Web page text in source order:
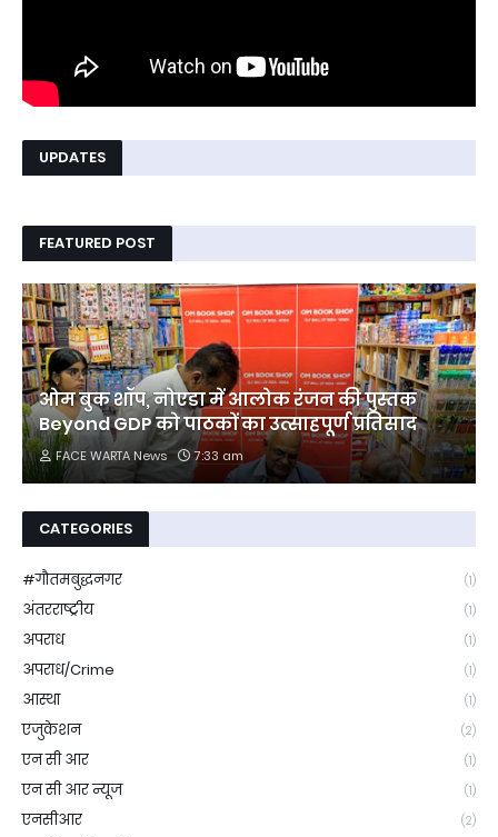
UPDATES
FEATURED POST
ओम बुक शॉप, नोएडा में आलोक रंजन की पुस्तक
Beyond GDP को पाठकों का उत्साहपूर्ण प्रतिसाद
FACE WARTA News 7:33 am
CATEGORIES
#गौतमबुद्धनगर (1)
अंतरराष्ट्रीय (1)
अपराध (1)
अपराध/Crime (1)
आस्था (1)
एजुकेशन (2)
एन सी आर (1)
एन सी आर न्यूज (1)
एनसीआर (2)